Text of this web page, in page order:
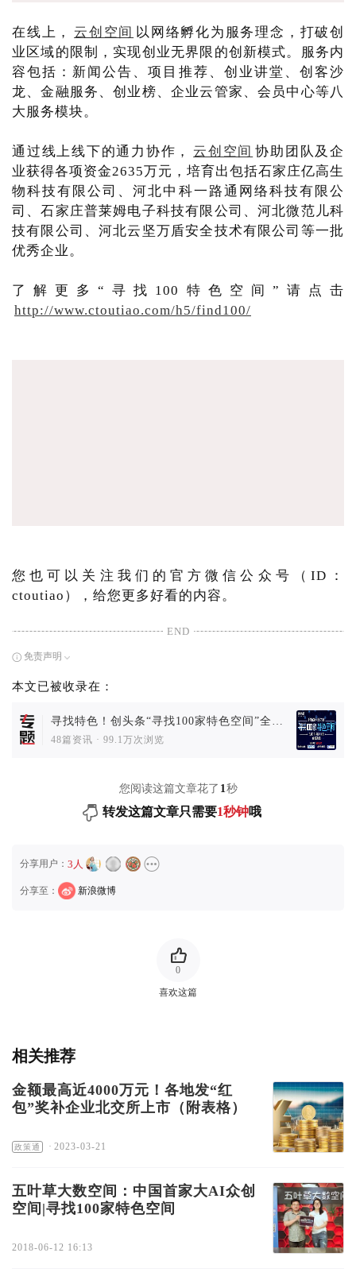
在线上， 云创空间 以网络孵化为服务理念，打破创
业区域的限制，实现创业无界限的创新模式。服务内
容包括：新闻公告、项目推荐、创业讲堂、创客沙
龙、金融服务、创业榜、企业云管家、会员中心等八
大服务模块。
通过线上线下的通力协作， 云创空间 协助团队及企
业获得各项资金2635万元，培育出包括石家庄亿高生
物科技有限公司、河北中科一路通网络科技有限公
司、石家庄普莱姆电子科技有限公司、河北微范儿科
技有限公司、河北云坚万盾安全技术有限公司等一批
优秀企业。
了解更多“寻找100特色空间”请点击
http://www.ctoutiao.com/h5/find100/
您也可以关注我们的官方微信公众号（ID：
ctoutiao），给您更多好看的内容。
END
免责声明
本文已被收录在：
寻找特色！创头条“寻找100家特色空间”全国
决选火热进行中
48篇资讯 · 99.1万次浏览
您阅读这篇文章花了 1秒
转发这篇文章只需要1秒钟哦
分享用户： 3人
分享至： 新浪微博
喜欢这篇
0
相关推荐
金额最高近4000万元！各地发“红
包”奖补企业北交所上市（附表格）
政策通 · 2023-03-21
五叶草大数空间：中国首家大AI众创
空间|寻找100家特色空间
2018-06-12 16:13